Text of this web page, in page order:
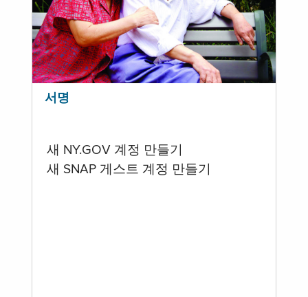
서명
새 NY.GOV 계정 만들기
새 SNAP 게스트 계정 만들기